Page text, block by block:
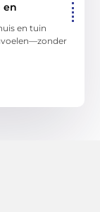
en
en tuin